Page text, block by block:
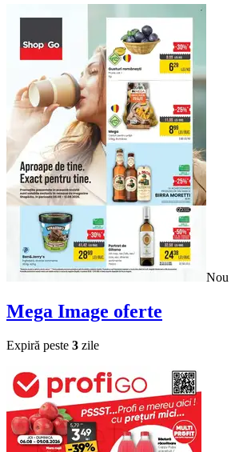
Nou
Mega Image oferte
Expiră peste 3 zile